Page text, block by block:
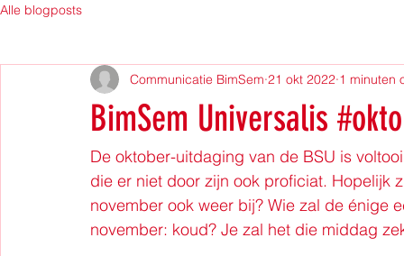
Alle blogposts
BimSem Universalis
Communicatie BimSem 21 okt 2022 1 minuten
De oktober-uitdaging van de BSU is
die er niet door zijn ook proficiat.
november ook weer bij? Wie zal de énige
november: koud? Je zal het die middag